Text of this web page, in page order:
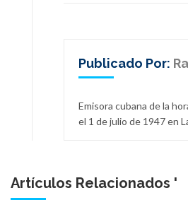
Publicado Por:
Emisora cubana de la
el 1 de julio de 1947 en
Artículos Relacionados '